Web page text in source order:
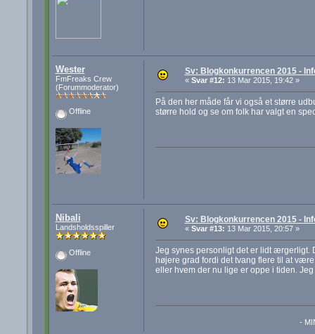
Wester
FmFreaks Crew
(Forummoderator)
Offline
Sv: Blogkonkurrencen 2015 -
« Svar #12: 13 Mar 2015, 19:42 »
På den her måde får vi også et større
større hold og se om folk har valgt en
Nibali
Landsholdsspiller
Offline
Sv: Blogkonkurrencen 2015 -
« Svar #13: 13 Mar 2015, 20:57 »
Jeg synes personligt det er lidt ærgerligt.
højere grad fordi det tvang flere til at
eller hvem der nu lige er oppe i tiden.
-